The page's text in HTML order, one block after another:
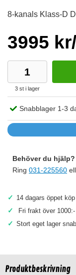
8-kanals Klass-D
3995
3 st i lager
Snabblager 1-3
Behöver du
Ring 031-225560
✓ 14 dagars öppet
✓ Fri frakt över
✓ Stort eget lager
Produktbeskrivning